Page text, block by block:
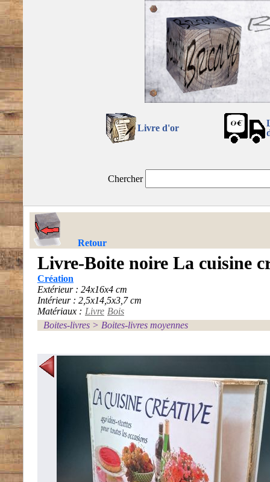
Livre d'or
Chercher
Retour
Livre-Boite noire La cuisine
Création
Extérieur : 24x16x4 cm
Intérieur : 2,5x14,5x3,7 cm
Matériaux : Livre Bois
Boites-livres > Boites-livres moyennes